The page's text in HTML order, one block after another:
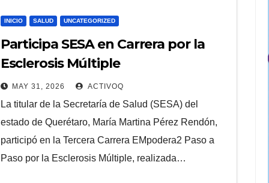
INICIO SALUD UNCATEGORIZED
Participa SESA en Carrera por la
Esclerosis Múltiple
MAY 31, 2026 ACTIVOQ
La titular de la Secretaría de Salud (SESA) del
estado de Querétaro, María Martina Pérez Rendón,
participó en la Tercera Carrera EMpodera2 Paso a
Paso por la Esclerosis Múltiple, realizada…